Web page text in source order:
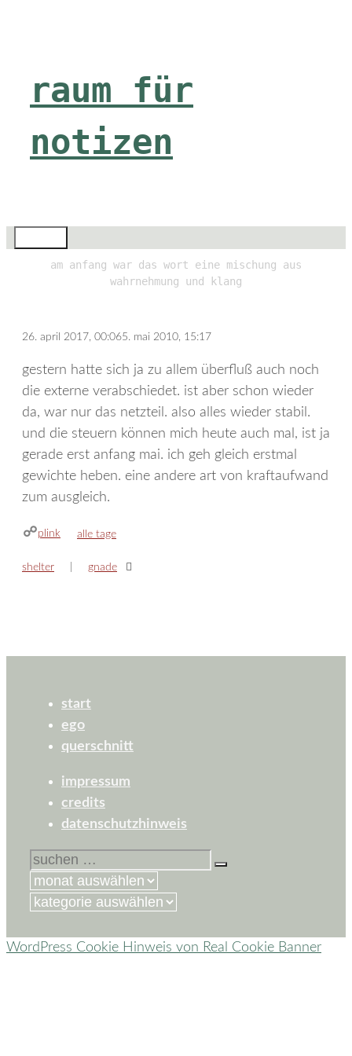
raum für
notizen
am anfang war das wort eine mischung aus
wahrnehmung und klang
26. april 2017, 00:065. mai 2010, 15:17
gestern hatte sich ja zu allem überfluß auch noch
die externe verabschiedet. ist aber schon wieder
da, war nur das netzteil. also alles wieder stabil.
und die steuern können mich heute auch mal, ist ja
gerade erst anfang mai. ich geh gleich erstmal
gewichte heben. eine andere art von kraftaufwand
zum ausgleich.
plink kategorien
alle tage
shelter gnade
start
ego
querschnitt
impressum
credits
datenschutzhinweis
suchen
nach:
kategorien
WordPress Cookie Hinweis von Real Cookie Banner